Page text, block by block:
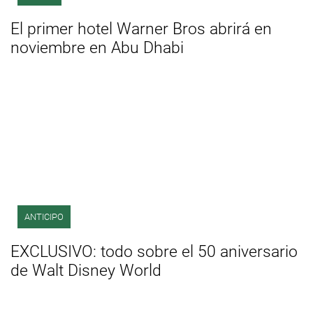
El primer hotel Warner Bros abrirá en
noviembre en Abu Dhabi
ANTICIPO
EXCLUSIVO: todo sobre el 50 aniversario
de Walt Disney World